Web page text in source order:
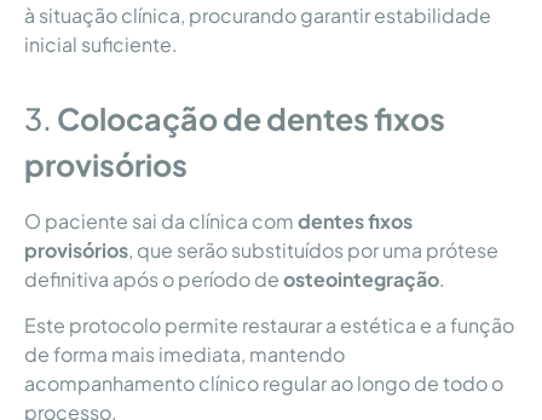
à situação clínica, procurando garantir estabilidade
inicial suficiente.
3. Colocação de dentes fixos
provisórios
O paciente sai da clínica comdentes fixos
provisórios, que serão substituídos por uma prótese
definitiva após o período deosteointegração.
Este protocolo permite restaurar a estética e a função
de forma mais imediata, mantendo
acompanhamento clínico regular ao longo de todo o
processo.